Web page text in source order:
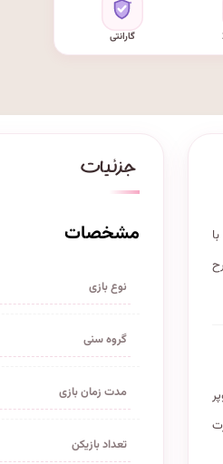
گارانتی
مشخصات
نوع بازی
گروه سنی
مدت زمان بازی
تعداد بازیکن